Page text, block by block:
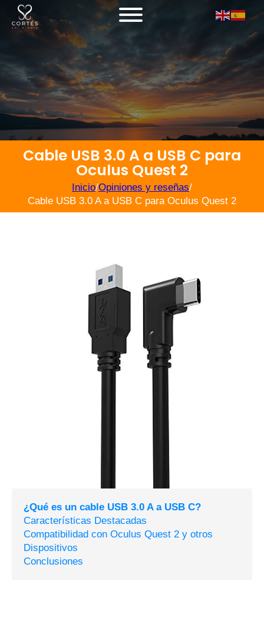
Cable USB 3.0 A a USB C para
Oculus Quest 2
Inicio/Opiniones y reseñas/
Cable USB 3.0 A a USB C para Oculus Quest 2
¿Qué es un cable USB 3.0 A a USB C?
Características Destacadas
Compatibilidad con Oculus Quest 2 y otros
Dispositivos
Conclusiones